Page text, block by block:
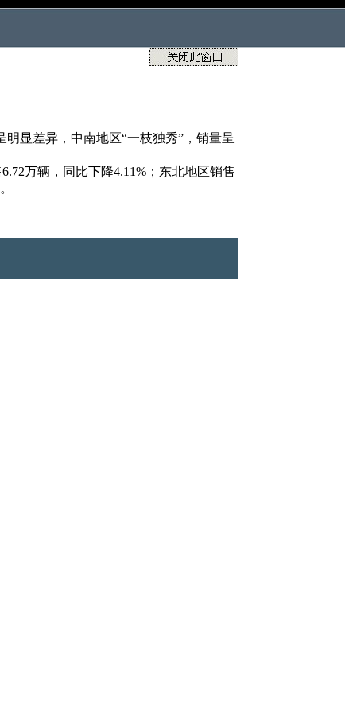
显差异，中南地区“一枝独秀”，销量呈
万辆，同比下降4.11%；东北地区销售